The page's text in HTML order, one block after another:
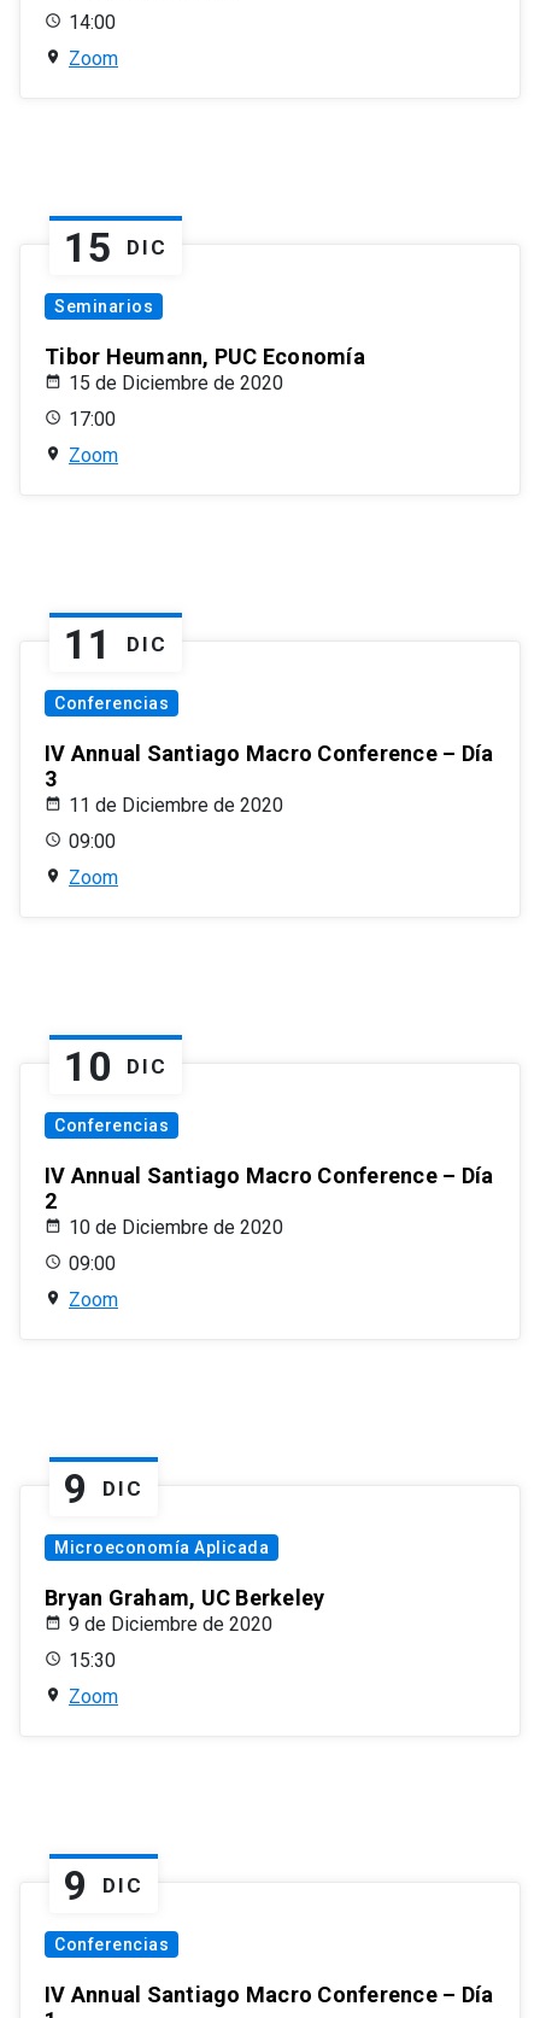
14:00
Zoom
15 DIC
Seminarios
Tibor Heumann, PUC Economía
15 de Diciembre de 2020
17:00
Zoom
11 DIC
Conferencias
IV Annual Santiago Macro Conference – Día
3
11 de Diciembre de 2020
09:00
Zoom
10 DIC
Conferencias
IV Annual Santiago Macro Conference – Día
2
10 de Diciembre de 2020
09:00
Zoom
9 DIC
Microeconomía Aplicada
Bryan Graham, UC Berkeley
9 de Diciembre de 2020
15:30
Zoom
9 DIC
Conferencias
IV Annual Santiago Macro Conference – Día